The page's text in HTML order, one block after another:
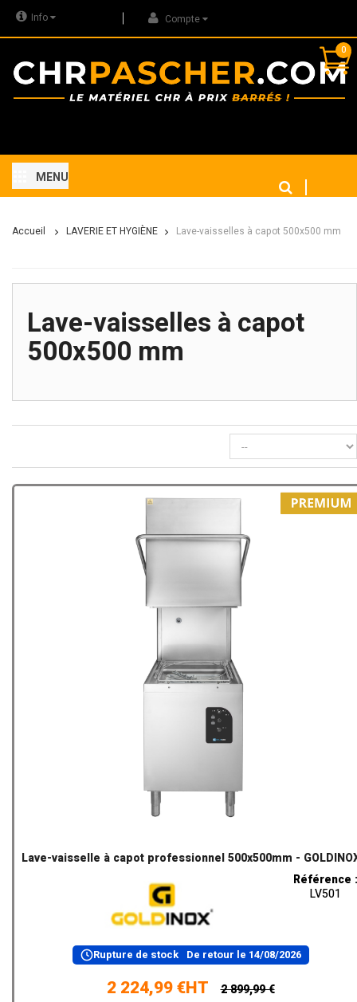
Info Compte
0
MENU
Accueil LAVERIE ET HYGIÈNE Lave-vaisselles à capot 500x500 mm
Lave-vaisselles à capot
500x500 mm
Lave-vaisselle à capot professionnel 500x500mm -
Référence :
LV501
Rupture de stock De retour le 14/08/2026
2 224,99 €HT 2 899,99 €